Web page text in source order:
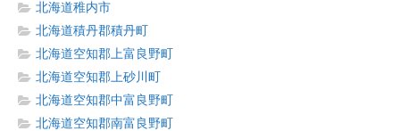
北海道稚内市
北海道積丹郡積丹町
北海道空知郡上富良野町
北海道空知郡上砂川町
北海道空知郡中富良野町
北海道空知郡南富良野町